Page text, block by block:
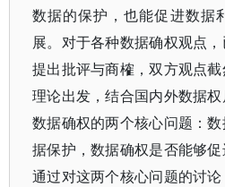
数据的保护，也能促进数据
展。对于各种数据确权观点
提出批评与商榷，双方观点
理论出发，结合国内外数据
数据确权的两个核心问题：
据保护，数据确权是否能够
通过对这两个核心问题的讨